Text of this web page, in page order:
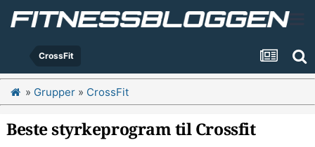
CrossFit
» Grupper » CrossFit
Beste styrkeprogram til Crossfit